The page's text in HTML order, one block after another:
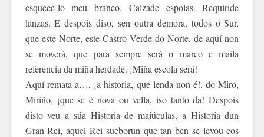
esquece-lo meu branco. Calzade espolas. Requiride
lanzas. E despois diso, sen outra demora, todos ó Sur,
que este Norte, este Castro Verde do Norte, de aquí non
se moverá, que para sempre será o marco e maila
referencia da miña herdade. ¡Miña escola será!
Aquí remata a…, ¡a historia, que lenda non é!, do Miro,
Miriño, ¡que se é nova ou vella, iso tanto da! Despois
disto veu a súa Historia de maiúculas, a Historia dun
Gran Rei, aquel Rei sueborun que tan ben se levou cos